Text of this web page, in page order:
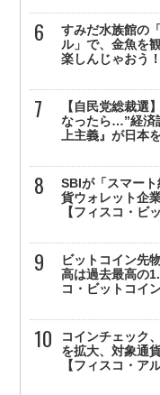
すみだ水族館の
ル」で、金魚を
楽しんじゃおう！
【自民党総裁選
なったら…”経済
上主義』が日本
SBIが「スマー
貨ウォレット企
【フィスコ・ビ
ビットコイン先
高は過去最高の
コ・ビットコイ
コインチェック
を拡大、対象通
【フィスコ・ア